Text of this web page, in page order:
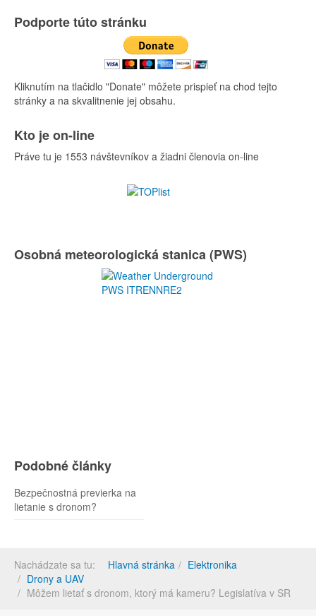
Podporte túto stránku
Kliknutím na tlačidlo "Donate" môžete prispieť na chod tejto
stránky a na skvalitnenie jej obsahu.
Kto je on-line
Práve tu je 1553 návštevníkov a žiadni členovia on-line
Osobná meteorologická stanica (PWS)
Podobné články
Bezpečnostná previerka na
lietanie s dronom?
Nachádzate sa tu: Hlavná stránka
Elektronika
Drony a UAV
Môžem lietať s dronom, ktorý má kameru? Legislatíva v SR